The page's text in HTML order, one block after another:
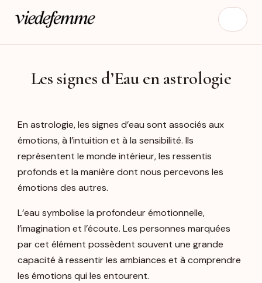
Les signes d’Eau en astrologie
En astrologie, les signes d’eau sont associés aux
émotions, à l’intuition et à la sensibilité. Ils
représentent le monde intérieur, les ressentis
profonds et la manière dont nous percevons les
émotions des autres.
L’eau symbolise la profondeur émotionnelle,
l’imagination et l’écoute. Les personnes marquées
par cet élément possèdent souvent une grande
capacité à ressentir les ambiances et à comprendre
les émotions qui les entourent.